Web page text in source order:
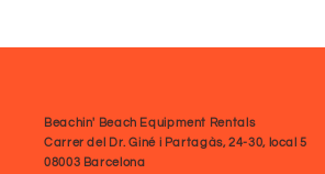
Beachin' Beach Equipment Rentals
Carrer del Dr. Giné i Partagàs, 24-30, local 5
08003 Barcelona